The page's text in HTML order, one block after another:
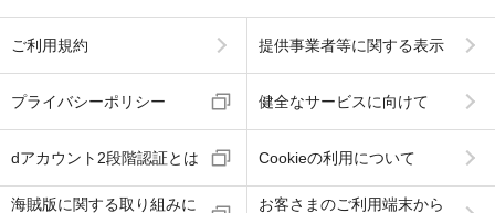
ご利用規約 提供事業者等に関する表示
プライバシーポリシー 健全なサービスに向けて
dアカウント2段階認証とは Cookieの利用について
海賊版に関する取り組みに
お客さまのご利用端末から